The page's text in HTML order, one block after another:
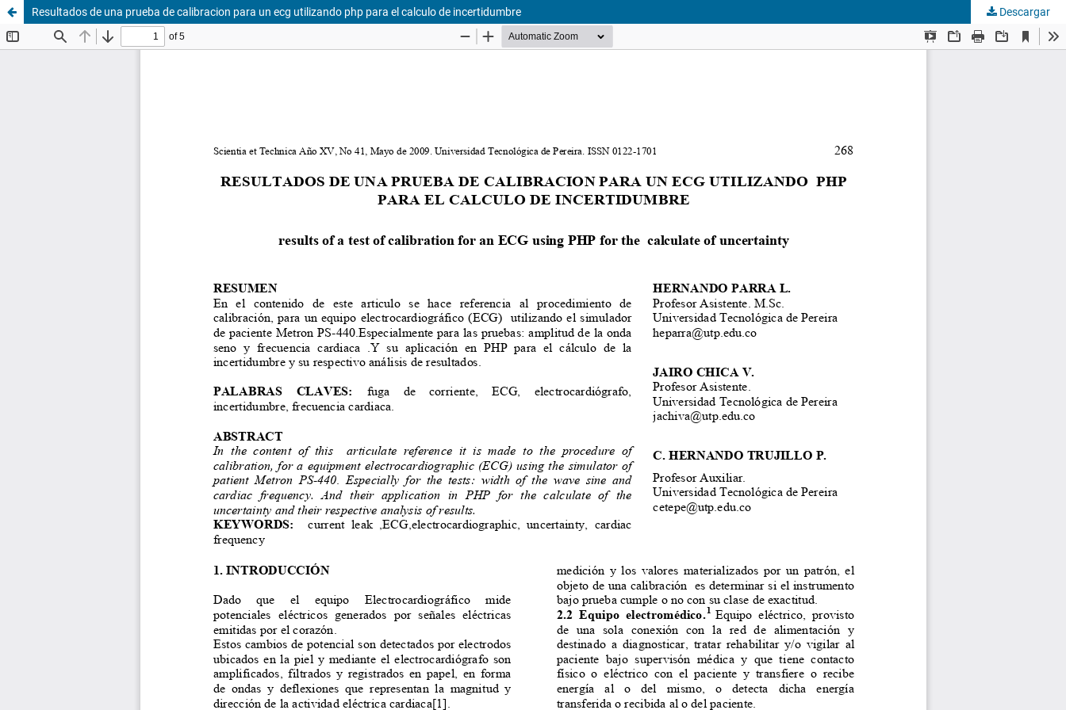
Resultados de una prueba de calibracion para un ecg utilizando php para el calculo de incertidumbre Descargar